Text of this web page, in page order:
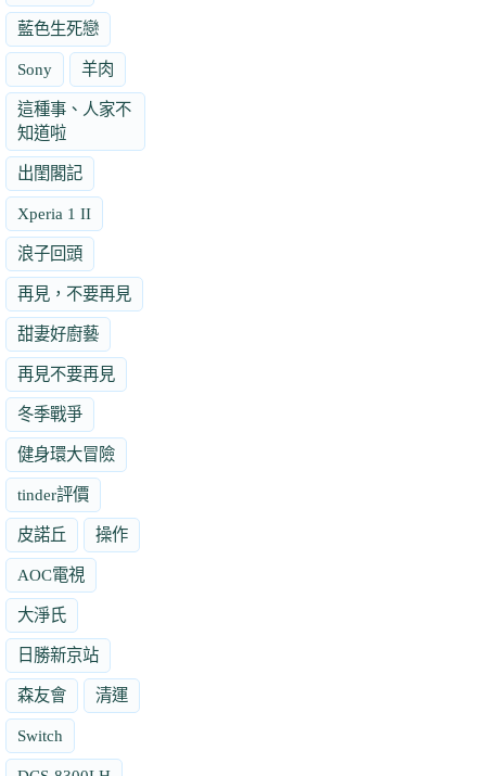
藍色生死戀
Sony 羊肉
這種事、人家不
知道啦
出閨閣記
Xperia 1 II
浪子回頭
再見，不要再見
甜妻好廚藝
再見不要再見
冬季戰爭
健身環大冒險
tinder評價
皮諾丘 操作
AOC電視
大淨氏
日勝新京站
森友會 清運
Switch